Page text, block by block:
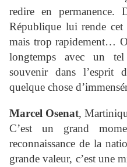
redire en permanence.
République lui rende cet
mais trop rapidement…
longtemps avec un
souvenir dans l’esprit
quelque chose
Marcel Osenat,
C’est un grand
reconnaissance de la
grande valeur, c’est une